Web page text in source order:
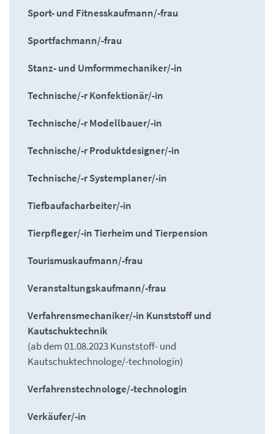
Sport- und Fitnesskaufmann/-frau
Sportfachmann/-frau
Stanz- und Umformmechaniker/-in
Technische/-r Konfektionär/-in
Technische/-r Modellbauer/-in
Technische/-r Produktdesigner/-in
Technische/-r Systemplaner/-in
Tiefbaufacharbeiter/-in
Tierpfleger/-in Tierheim und Tierpension
Tourismuskaufmann/-frau
Veranstaltungskaufmann/-frau
Verfahrensmechaniker/-in Kunststoff und
Kautschuktechnik
(ab dem 01.08.2023 Kunststoff- und
Kautschuktechnologe/-technologin)
Verfahrenstechnologe/-technologin
Verkäufer/-in